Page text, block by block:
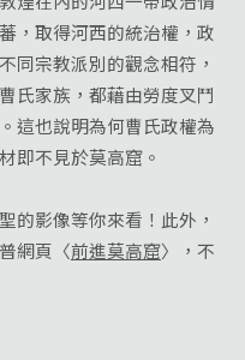
，取得河西的統治權，政
同宗教派別的觀念相符，
氏家族，都藉由勞度叉鬥
這也說明為何曹氏政權為
即不見於莫高窟。
影像等你來看！此外，
網頁〈前進莫高窟〉，不